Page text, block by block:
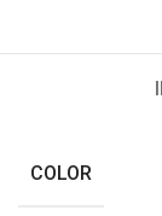
COLOR